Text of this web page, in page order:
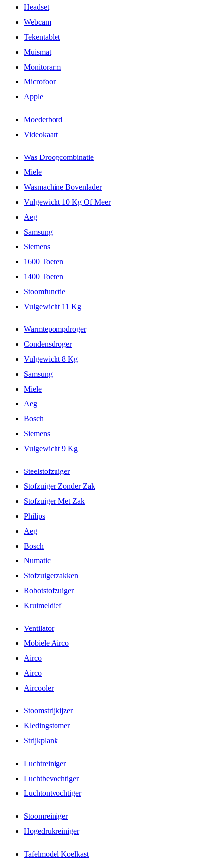
Headset
Webcam
Tekentablet
Muismat
Monitorarm
Microfoon
Apple
Moederbord
Videokaart
Was Droogcombinatie
Miele
Wasmachine Bovenlader
Vulgewicht 10 Kg Of Meer
Aeg
Samsung
Siemens
1600 Toeren
1400 Toeren
Stoomfunctie
Vulgewicht 11 Kg
Warmtepompdroger
Condensdroger
Vulgewicht 8 Kg
Samsung
Miele
Aeg
Bosch
Siemens
Vulgewicht 9 Kg
Steelstofzuiger
Stofzuiger Zonder Zak
Stofzuiger Met Zak
Philips
Aeg
Bosch
Numatic
Stofzuigerzakken
Robotstofzuiger
Kruimeldief
Ventilator
Mobiele Airco
Airco
Airco
Aircooler
Stoomstrijkijzer
Kledingstomer
Strijkplank
Luchtreiniger
Luchtbevochtiger
Luchtontvochtiger
Stoomreiniger
Hogedrukreiniger
Tafelmodel Koelkast